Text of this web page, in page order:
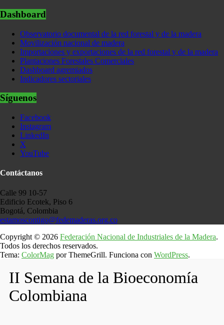
Dashboard
Observatorio documental de la red forestal y de la madera
Movilización nacional de madera
Importaciones y exportaciones de la red forestal y de la madera
Plantaciones Forestales Comerciales
Dashboard agremiados
Indicadores sectoriales
Síguenos
Facebook
Instagram
LinkedIn
X
YouTube
Contáctanos
Calle 99 10-57
Edificio Ecotek, Piso 6
Bogotá, Colombia
estamoscontigo@fedemaderas.org.co
Copyright © 2026 Federación Nacional de Industriales de la Madera.
Todos los derechos reservados.
Tema: ColorMag por ThemeGrill. Funciona con WordPress.
II Semana de la Bioeconomía
Colombiana